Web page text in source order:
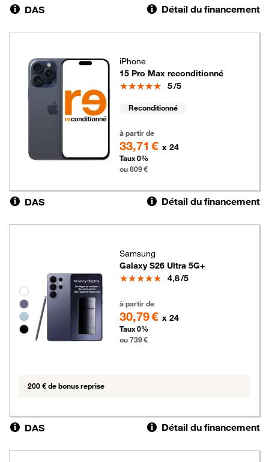
DAS Détail du financement
iPhone
15 Pro Max reconditionné
Note
5/5
Reconditionné
à partir de
33,71 € x 24
Taux 0%
ou 809 €
DAS Détail du financement
Groupe de couleurs disponibles non sélectionnables
Samsung
Galaxy S26 Ultra 5G+
Note
4,8/5
à partir de
30,79 € x 24
Taux 0%
ou 739 €
200 € de bonus reprise
DAS Détail du financement